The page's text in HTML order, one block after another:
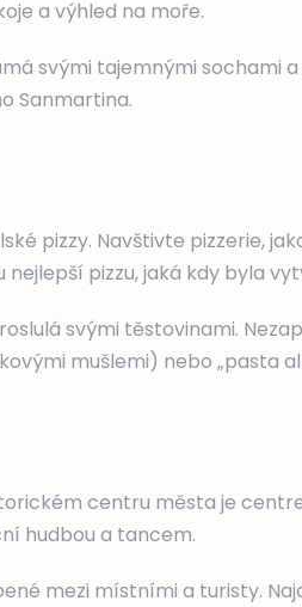
a výhled na moře.
svými tajemnými sochami
Sanmartina.
pizzy. Navštivte pizzerie,
pizzu, jaká kdy byla
svými těstovinami.
mušlemi) nebo „pasta
centru města je
hudbou a tancem.
mezi místními a turisty.